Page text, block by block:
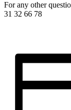
For any other
31 32 66 78